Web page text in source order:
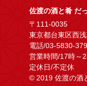
佐渡の酒と肴 だ
〒111-0035
東京都台東区西
電話/03-5830-
営業時間/17時～
定休日/不定休
© 2019 佐渡の酒